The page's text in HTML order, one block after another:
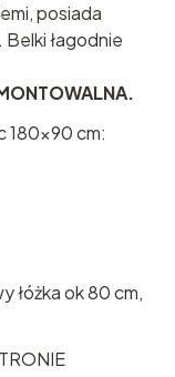
posiada
Belki łagodnie
180x90 cm:
łóżka ok 80 cm,